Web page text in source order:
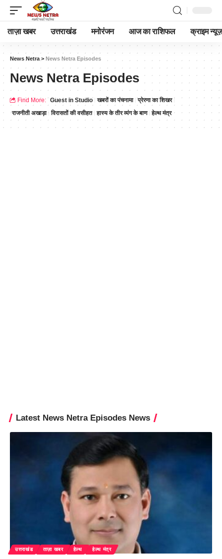
ताज़ा खबर उत्तराखंड मनोरंजन आज का राशिफल क्राइम न्यूज़
News Netra > News Netra Episodes
News Netra Episodes
Find More: Guest in Studio खबरों का पंचनामा
प्रेरणा का शिखर
राजनीती अखाड़ा
विरासतों की वसीहत हास्य के तीर व्यंग के बाण हेल्थ मंत्र
Latest News Netra Episodes News
उत्तराखंड ताज़ा खबर हेल्थ हेल्थ मंत्र